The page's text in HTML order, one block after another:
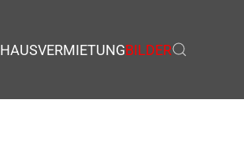
HAUSVERMIETUNGBILDER